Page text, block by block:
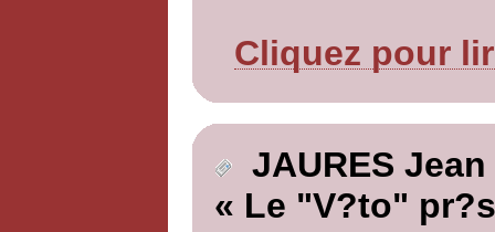
Cliquez pour
JAURES Jean
« Le "V?to"